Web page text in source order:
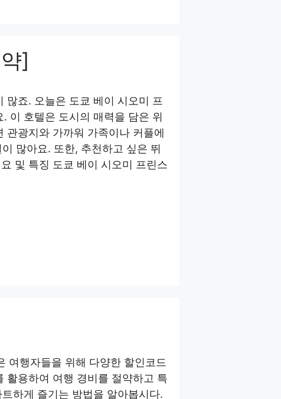
]
많죠. 오늘은 도쿄 베이 시오미 프
이 호텔은 도시의 매력을 담은 위
관광지와 가까워 가족이나 커플에
많아요. 또한, 추천하고 싶은 뛰
및 특징 도쿄 베이 시오미 프린스
행자들을 위해 다양한 할인코드
활용하여 여행 경비를 절약하고 특
하게 즐기는 방법을 알아봅시다.